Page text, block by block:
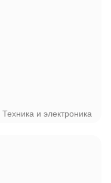
Техника и электроника